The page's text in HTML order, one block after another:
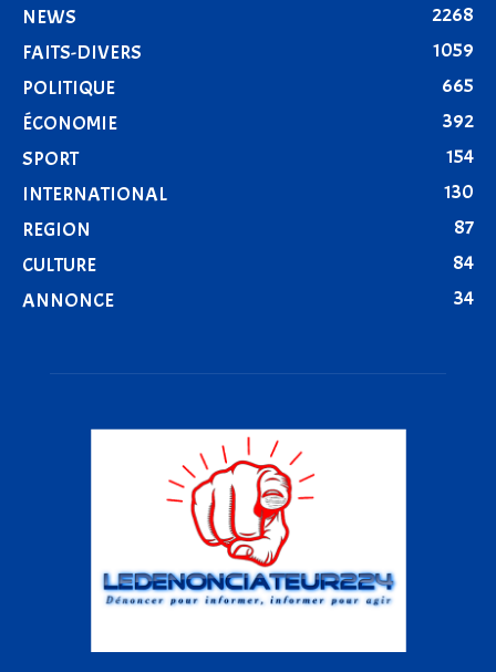
NEWS
2268
FAITS-DIVERS
1059
POLITIQUE
665
ÉCONOMIE
392
SPORT
154
INTERNATIONAL
130
REGION
87
CULTURE
84
ANNONCE
34